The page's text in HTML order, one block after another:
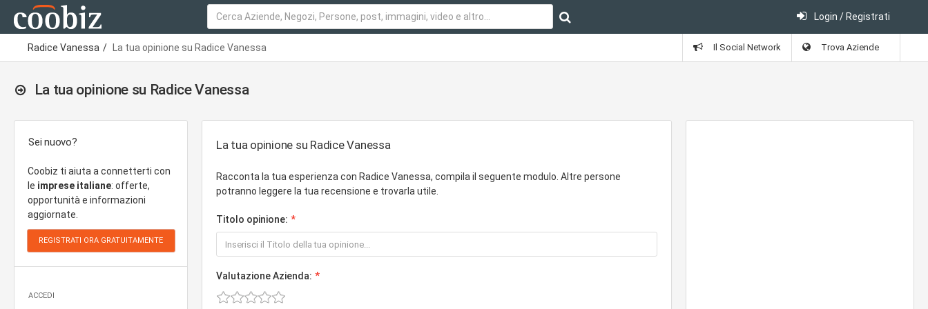
Login / Registrati
Radice Vanessa La tua opinione su Radice Vanessa Il Social Network Trova Aziende
La tua opinione su Radice Vanessa
Sei nuovo?
Coobiz ti aiuta a connetterti con
le imprese italiane: offerte,
opportunità e informazioni
aggiornate.
ACCEDI
La tua opinione su Radice Vanessa
Racconta la tua esperienza con Radice Vanessa, compila il seguente modulo. Altre persone
potranno leggere la tua recensione e trovarla utile.
Titolo opinione:
Valutazione Azienda: